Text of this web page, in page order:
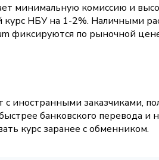
минимальную комиссию и
НБУ на 1-2%. Наличными
фиксируются по рыночной
заказчиками,
банковского перевода и
курс заранее с обменником.